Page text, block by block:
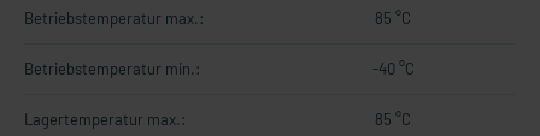
Betriebstemperatur max.: 85 °C
Betriebstemperatur min.: -40 °C
Lagertemperatur max.: 85 °C